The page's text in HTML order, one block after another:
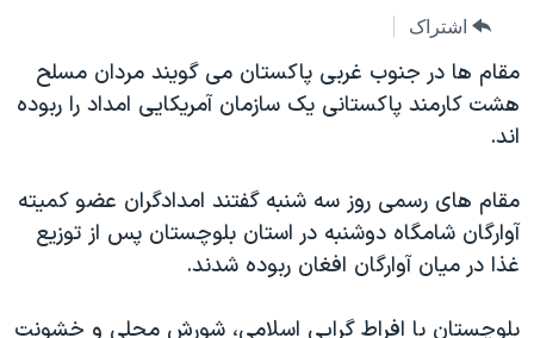
جهش
به
صفحه
اصلی
به
جستجو
ایران
آمریکا
جهان
گزیده‌ها
ویژه برنامه‌ها
ویدیوها
فرهنگ و زندگی
برنامه های تلویزیونی
جدول برنامه ها
صفحه‌های ویژه
عملیات خشم حماسی
۲۵۰سالگی آمریکا
بایگانی برنامه‌های تلویزیونی
مستندها
فرکانس‌های صدای آمریکا
پخش رادیویی
یادگیری زبان انگلیسی
دنبال کنید
اشتراک
مقام ها در جنوب غربی پاکستان می گویند مردان مسلح
هشت کارمند پاکستانی یک سازمان آمریکایی امداد را ربوده
اند.
مقام های رسمی روز سه شنبه گفتند امدادگران عضو کمیته
آوارگان شامگاه دوشنبه در استان بلوچستان پس از توزیع
غذا در میان آوارگان افغان ربوده شدند.
بلوچستان با افراط گرایی اسلامی، شورش محلی و خشونت